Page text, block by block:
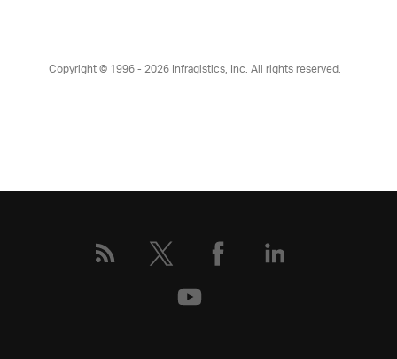
Copyright © 1996 - 2026Infragistics, Inc. All rights reserved.